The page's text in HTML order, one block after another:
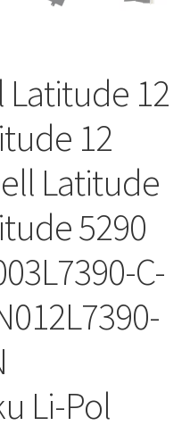
Latitude 12
12
Latitude
5290
C-
Li-Pol